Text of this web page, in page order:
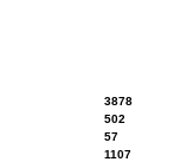
3878
502
57
1107